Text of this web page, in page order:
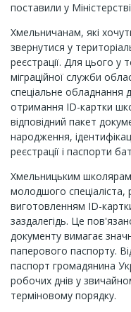
поставили у
Хмельничанам, які
звернутися у
реєстрації. Для цього у
міграційної служби
спеціальне обладнання
отримання ID-картки
відповідний пакет
народження,
реєстрації і паспорти
Хмельницьким
молодшого спеціаліста,
виготовленням ID-
заздалегідь. Це
документу вимагає
паперового паспорту.
паспорт громадянина
робочих днів у
терміновому порядку.